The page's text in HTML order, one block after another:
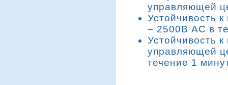
управляющей
Устойчивость
– 2500В AC в
Устойчивость
управляющей
течение 1